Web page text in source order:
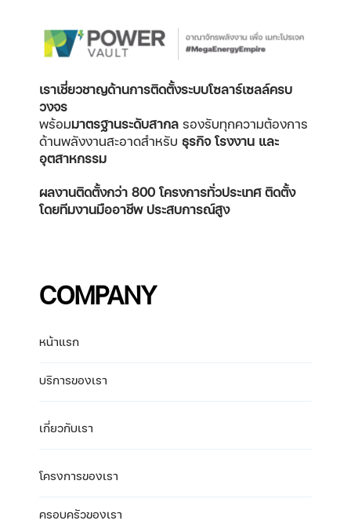
เราเชี่ยวชาญด้านการติดตั้งระบบโซลาร์เซลล์ครบ
วงจร
พร้อมมาตรฐานระดับสากล รองรับทุกความต้องการ
ด้านพลังงานสะอาดสำหรับ ธุรกิจ โรงงาน และ
อุตสาหกรรม
ผลงานติดตั้งกว่า 800 โครงการทั่วประเทศติดตั้ง
โดยทีมงานมืออาชีพ ประสบการณ์สูง
COMPANY
หน้าแรก
บริการของเรา
เกี่ยวกับเรา
โครงการของเรา
ครอบครัวของเรา